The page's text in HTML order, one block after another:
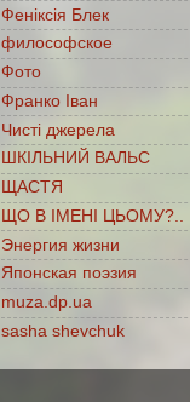
Феніксія Блек
философское
Фото
Франко Іван
Чисті джерела
ШКІЛЬНИЙ ВАЛЬС
ЩАСТЯ
ЩО В ІМЕНІ ЦЬОМУ?..
Энергия жизни
Японская поэзия
muza.dp.ua
sasha shevchuk